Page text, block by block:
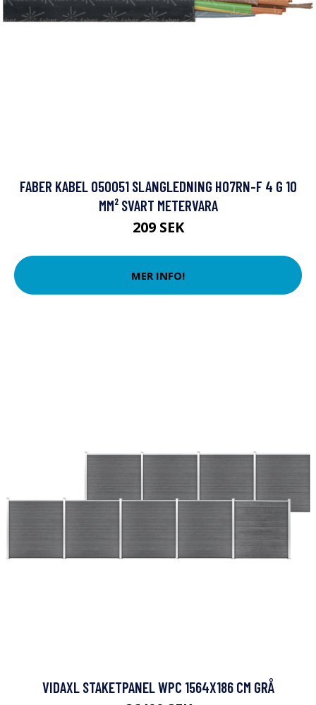
FABER KABEL 050051 SLANGLEDNING H07RN-F 4 G 10
MM² SVART METERVARA
209 SEK
MER INFO!
VIDAXL STAKETPANEL WPC 1564X186 CM GRÅ